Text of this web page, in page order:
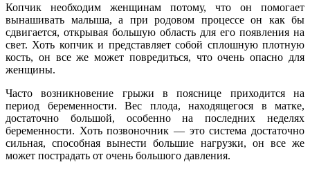
Копчик необходим женщинам потому, что он помогает
вынашивать малыша, а при родовом процессе он как бы
сдвигается, открывая большую область для его появления на
свет. Хоть копчик и представляет собой сплошную плотную
кость, он все же может повредиться, что очень опасно для
женщины.
Часто возникновение грыжи в пояснице приходится на
период беременности. Вес плода, находящегося в матке,
достаточно большой, особенно на последних неделях
беременности. Хоть позвоночник — это система достаточно
сильная, способная вынести большие нагрузки, он все же
может пострадать от очень большого давления.